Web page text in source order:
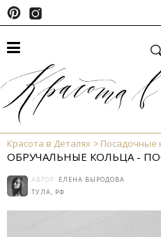
Красота в Деталях Посадочные
ОБРУЧАЛЬНЫЕ КОЛЬЦА -
АВТОР: ЕЛЕНА ВЫРОДОВА
ТУЛА, РФ